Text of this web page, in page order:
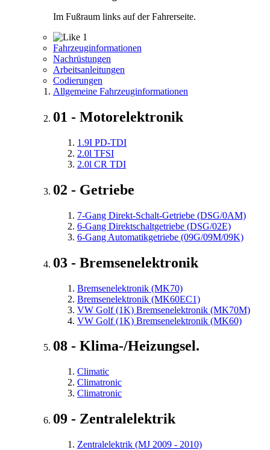
Im Fußraum links auf der Fahrerseite.
1
Fahrzeuginformationen
Nachrüstungen
Arbeitsanleitungen
Codierungen
Allgemeine Fahrzeuginformationen
01 - Motorelektronik
1.9I PD-TDI
2.0l TFSI
2.0l CR TDI
02 - Getriebe
7-Gang Direkt-Schalt-Getriebe (DSG/0AM)
6-Gang Direktschaltgetriebe (DSG/02E)
6-Gang Automatikgetriebe (09G/09M/09K)
03 - Bremsenelektronik
Bremsenelektronik (MK70)
Bremsenelektronik (MK60EC1)
VW Golf (1K) Bremsenelektronik (MK70M)
VW Golf (1K) Bremsenelektronik (MK60)
08 - Klima-/Heizungsel.
Climatic
Climatronic
Climatronic
09 - Zentralelektrik
Zentralelektrik (MJ 2009 - 2010)